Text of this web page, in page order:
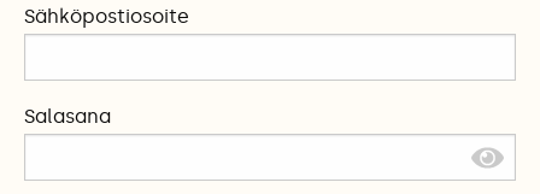
Sähköpostiosoite
Salasana